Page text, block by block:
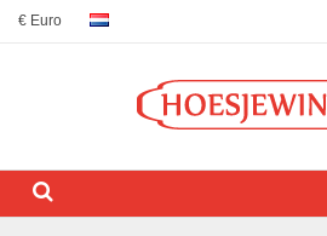
€ Euro